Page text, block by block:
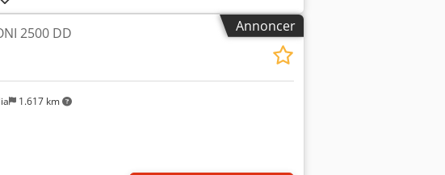
2800 mm / 51" x 110"
Annoncer
1.617 km
2500 DD